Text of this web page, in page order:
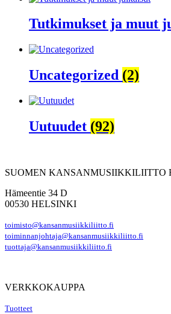
Tutkimukset ja muut
Uncategorized (2)
Uutuudet (92)
SUOMEN KANSANMUSIIKKILIITTO
Hämeentie 34 D
00530 HELSINKI
toimisto@kansanmusiikkiliitto.fi
toiminnanjohtaja@kansanmusiikkiliitto.fi
tuottaja@kansanmusiikkiliitto.fi
VERKKOKAUPPA
Tuotteet